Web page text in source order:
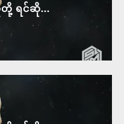
ရင်ဆို...